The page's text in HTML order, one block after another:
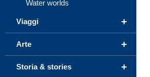
Water worlds
+
Viaggi
+
Arte
+
Storia & stories